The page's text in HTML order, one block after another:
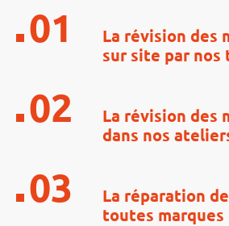
01
La révision des
sur site par nos
02
La révision des
dans nos
03
La réparation
toutes marques